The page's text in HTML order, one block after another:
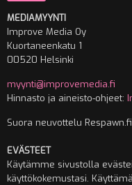
MEDIAMYYNTI
Improve Media Oy
Kuortaneenkatu 1
00520 Helsinki
myynti@improvemedia.fi
Hinnasto ja aineisto-ohjeet:
Suora neuvottelu
EVÄSTEET
Käytämme sivustolla
käyttökokemustasi.